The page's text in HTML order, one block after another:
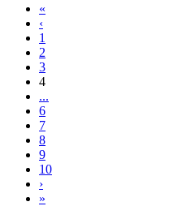
«
‹
1
2
3
4
...
6
7
8
9
10
›
»